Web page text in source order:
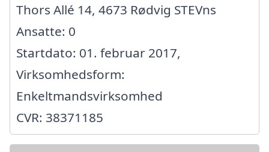
Thors Allé 14, 4673 Rødvig STEVns
Ansatte: 0
Startdato: 01. februar 2017,
Virksomhedsform:
Enkeltmandsvirksomhed
CVR: 38371185